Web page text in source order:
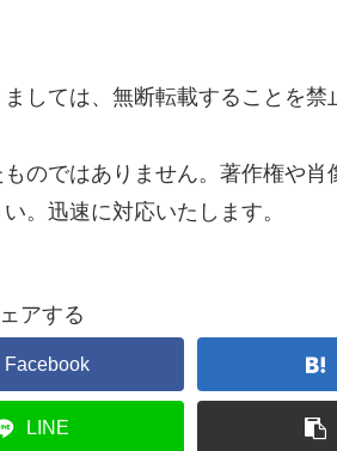
しては、無断転載することを禁
のではありません。著作権や肖
。迅速に対応いたします。
アする
Facebook
LINE